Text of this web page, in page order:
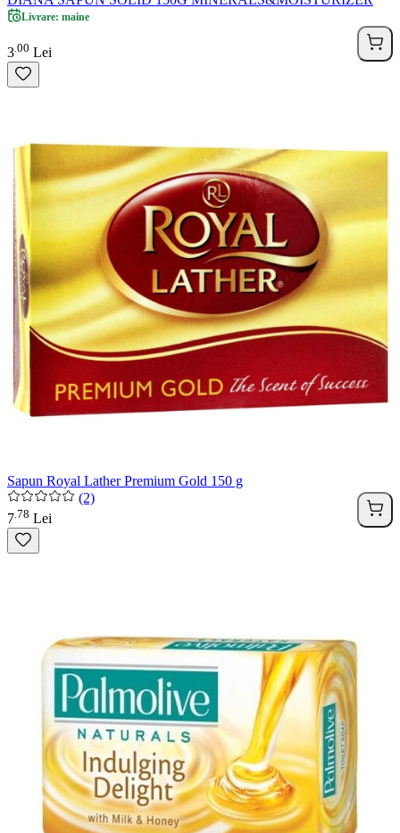
Livrare: maine
3 00 Lei
Sapun Royal Lather Premium Gold 150 g
(2)
7 78 Lei